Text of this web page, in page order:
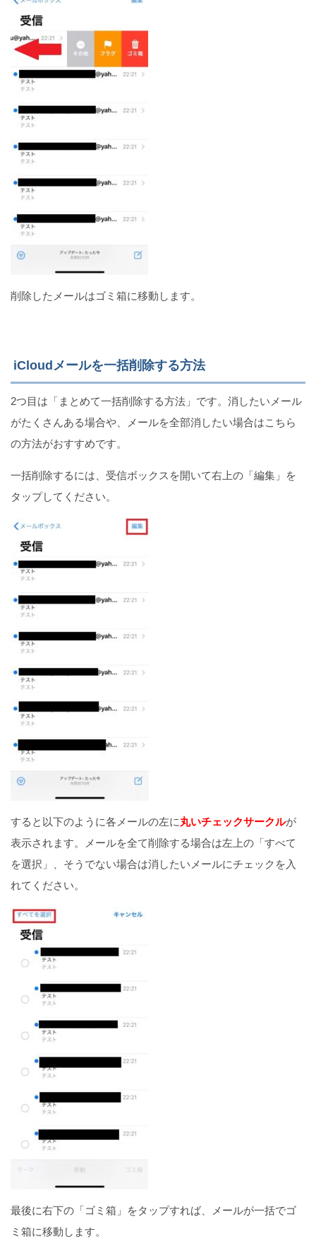
削除したメールはゴミ箱に移動します。
iCloudメールを一括削除する方法
2つ目は「まとめて一括削除する方法」です。消したいメール
がたくさんある場合や、メールを全部消したい場合はこちら
の方法がおすすめです。
一括削除するには、受信ボックスを開いて右上の「編集」を
タップしてください。
すると以下のように各メールの左に丸いチェックサークルが
表示されます。メールを全て削除する場合は左上の「すべて
を選択」、そうでない場合は消したいメールにチェックを入
れてください。
最後に右下の「ゴミ箱」をタップすれば、メールが一括でゴ
ミ箱に移動します。